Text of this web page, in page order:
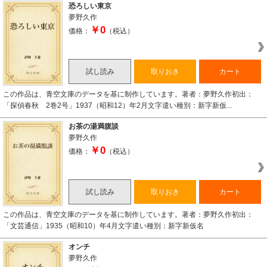
恐ろしい東京
夢野久作
価格：
￥0 （税込）
試し読み 取りおき カート
この作品は、青空文庫のデータを基に制作しています。著者：夢野久作初出：
「探偵春秋 2巻2号」1937（昭和12）年2月文字遣い種別：新字新仮...
お茶の湯満腹談
夢野久作
価格：
￥0 （税込）
試し読み 取りおき カート
この作品は、青空文庫のデータを基に制作しています。著者：夢野久作初出：
「文芸通信」1935（昭和10）年4月文字遣い種別：新字新仮名
オンチ
夢野久作